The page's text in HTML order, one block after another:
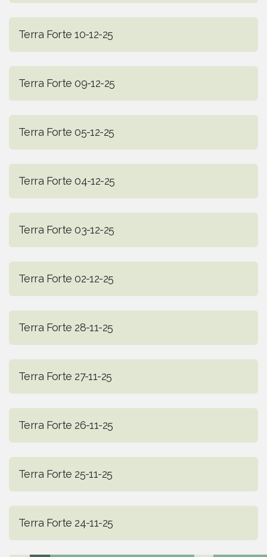
Terra Forte 10-12-25
Terra Forte 09-12-25
Terra Forte 05-12-25
Terra Forte 04-12-25
Terra Forte 03-12-25
Terra Forte 02-12-25
Terra Forte 28-11-25
Terra Forte 27-11-25
Terra Forte 26-11-25
Terra Forte 25-11-25
Terra Forte 24-11-25